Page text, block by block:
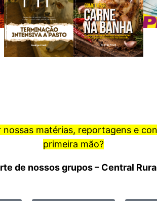
nossas matérias, reportagens e
primeira mão?
de nossos grupos – Central